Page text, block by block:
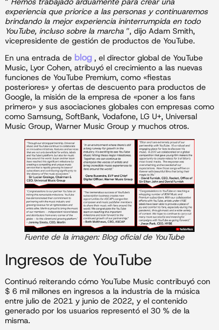
experiencia que priorice a las personas y continuaremos
brindando la mejor experiencia ininterrumpida en todo
YouTube, incluso sobre la marcha ”, dijo Adam Smith,
vicepresidente de gestión de productos de YouTube.
En una entrada de blog , el director global de YouTube
Music, Lyor Cohen, atribuyó el crecimiento a las nuevas
funciones de YouTube Premium, como «fiestas
posteriores» y ofertas de descuento para productos de
Google, la misión de la empresa de «poner a los fans
primero» y sus asociaciones globales con empresas como
como Samsung, SoftBank, Vodafone, LG U+, Universal
Music Group, Warner Music Group y muchos otros.
Fuente de la imagen: Blog oficial de YouTube
Ingresos de YouTube
Continuó reiterando cómo YouTube Music contribuyó con
$ 6 mil millones en ingresos a la industria de la música
entre julio de 2021 y junio de 2022, y el contenido
generado por los usuarios representó el 30 % de la
misma.